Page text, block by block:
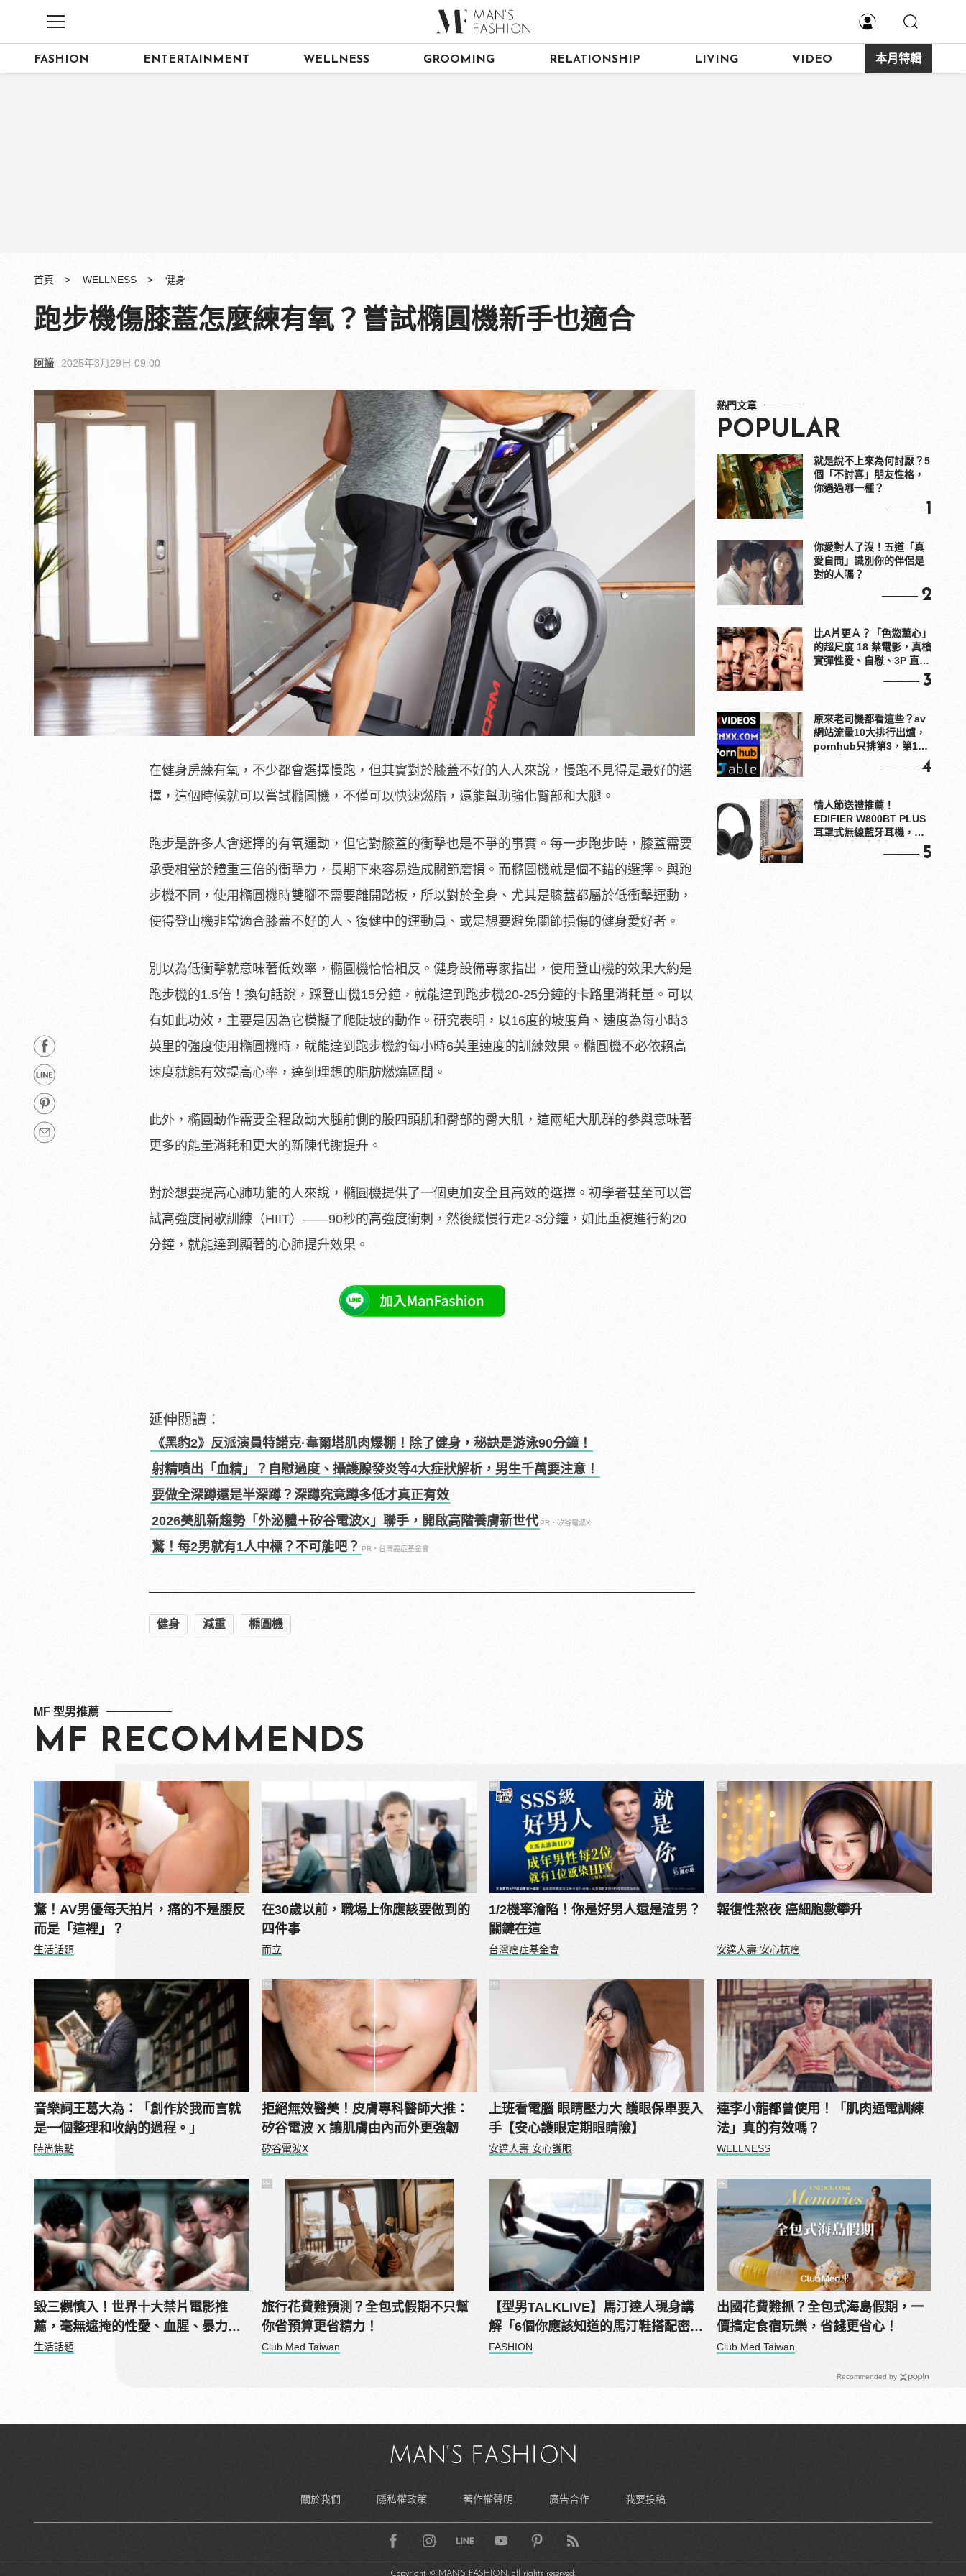
FASHION ENTERTAINMENT WELLNESS GROOMING RELATIONSHIP LIVING VIDEO 本月特輯
首頁 WELLNESS 健身
跑步機傷膝蓋怎麼練有氧？嘗試橢圓機新手也適合
阿諦 2025年3月29日 09:00
在健身房練有氧，不少都會選擇慢跑，但其實對於膝蓋不好的人人來說，慢跑不見得是最好的選
擇，這個時候就可以嘗試橢圓機，不僅可以快速燃脂，還能幫助強化臀部和大腿。
跑步是許多人會選擇的有氧運動，但它對膝蓋的衝擊也是不爭的事實。每一步跑步時，膝蓋需要
承受相當於體重三倍的衝擊力，長期下來容易造成關節磨損。而橢圓機就是個不錯的選擇。與跑
步機不同，使用橢圓機時雙腳不需要離開踏板，所以對於全身、尤其是膝蓋都屬於低衝擊運動，
使得登山機非常適合膝蓋不好的人、復健中的運動員、或是想要避免關節損傷的健身愛好者。
別以為低衝擊就意味著低效率，橢圓機恰恰相反。健身設備專家指出，使用登山機的效果大約是
跑步機的1.5倍！換句話說，踩登山機15分鐘，就能達到跑步機20-25分鐘的卡路里消耗量。可以
有如此功效，主要是因為它模擬了爬陡坡的動作。研究表明，以16度的坡度角、速度為每小時3
英里的強度使用橢圓機時，就能達到跑步機約每小時6英里速度的訓練效果。橢圓機不必依賴高
速度就能有效提高心率，達到理想的脂肪燃燒區間。
此外，橢圓動作需要全程啟動大腿前側的股四頭肌和臀部的臀大肌，這兩組大肌群的參與意味著
更多的能量消耗和更大的新陳代謝提升。
對於想要提高心肺功能的人來說，橢圓機提供了一個更加安全且高效的選擇。初學者甚至可以嘗
試高強度間歇訓練（HIIT）——90秒的高強度衝刺，然後緩慢行走2-3分鐘，如此重複進行約20
分鐘，就能達到顯著的心肺提升效果。
延伸閱讀：
《黑豹2》反派演員特諾克·韋爾塔肌肉爆棚！除了健身，秘訣是游泳90分鐘！
射精噴出「血精」？自慰過度、攝護腺發炎等4大症狀解析，男生千萬要注意！
要做全深蹲還是半深蹲？深蹲究竟蹲多低才真正有效
2026美肌新趨勢「外泌體＋矽谷電波X」聯手，開啟高階養膚新世代 PR・矽谷電波X
驚！每2男就有1人中標？不可能吧？ PR・台灣癌症基金會
健身 減重 橢圓機
熱門文章
POPULAR
就是說不上來為何討厭？5
個「不討喜」朋友性格，
你遇過哪一種？
1
你愛對人了沒！五道「真
愛自問」識別你的伴侶是
對的人嗎？
2
比A片更Ａ？「色慾薰心」
的超尺度 18 禁電影，真槍
實彈性愛、自慰、3P 直接
3
原來老司機都看這些？av
網站流量10大排行出爐，
pornhub只排第3，第1名
4
情人節送禮推薦！
EDIFIER W800BT PLUS
耳罩式無線藍牙耳機，在
5
MF 型男推薦
MF RECOMMENDS
驚！AV男優每天拍片，痛的不是腰反
而是「這裡」？
生活話題
在30歲以前，職場上你應該要做到的
四件事
而立
PR
1/2機率淪陷！你是好男人還是渣男？
關鍵在這
台灣癌症基金會
PR
報復性熬夜 癌細胞數攀升
安達人壽 安心抗癌
音樂詞王葛大為：「創作於我而言就
是一個整理和收納的過程。」
時尚焦點
PR
拒絕無效醫美！皮膚專科醫師大推：
矽谷電波 X 讓肌膚由內而外更強韌
矽谷電波X
PR
上班看電腦 眼睛壓力大 護眼保單要入
手【安心護眼定期眼睛險】
安達人壽 安心護眼
連李小龍都曾使用！「肌肉通電訓練
法」真的有效嗎？
WELLNESS
毀三觀慎入！世界十大禁片電影推
薦，毫無遮掩的性愛、血腥、暴力、
噁心到極致！
生活話題
PR
旅行花費難預測？全包式假期不只幫
你省預算更省精力！
Club Med Taiwan
【型男TALKLIVE】馬汀達人現身講
解「6個你應該知道的馬汀鞋搭配密
技」
FASHION
PR
出國花費難抓？全包式海島假期，一
價搞定食宿玩樂，省錢更省心！
Club Med Taiwan
Recommended by
關於我們 隱私權政策 著作權聲明 廣告合作 我要投稿
Copyright © MAN’S FASHION, all rights reserved.